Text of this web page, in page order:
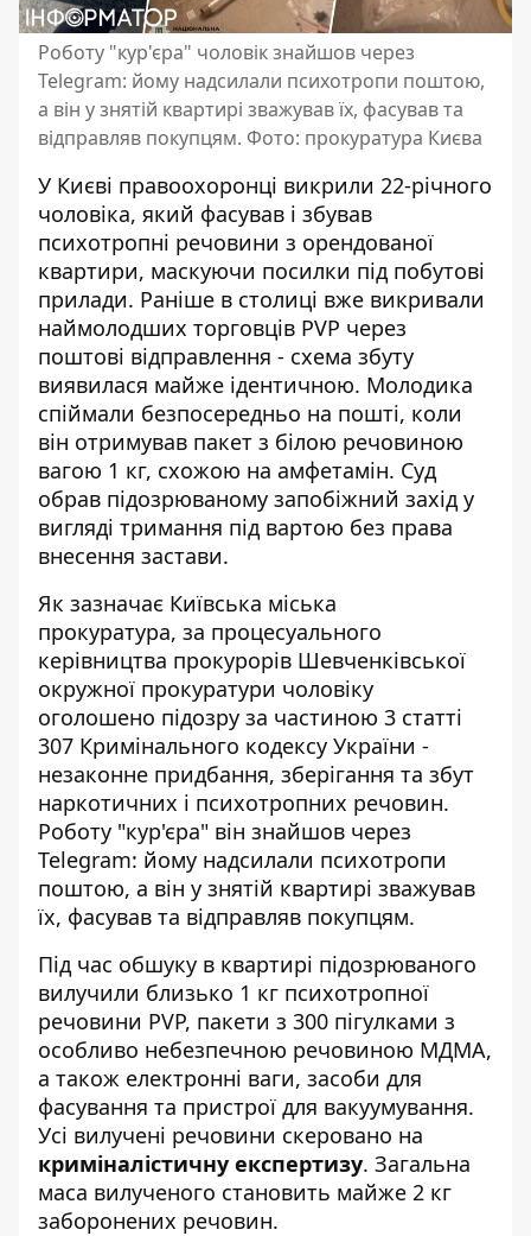
Роботу "кур'єра" чоловік знайшов через
Telegram: йому надсилали психотропи поштою,
а він у знятій квартирі зважував їх, фасував та
відправляв покупцям. Фото: прокуратура Києва
У Києві правоохоронці викрили 22-річного
чоловіка, який фасував і збував
психотропні речовини з орендованої
квартири, маскуючи посилки під побутові
прилади. Раніше в столиці вже викривали
наймолодших торговців PVP через
поштові відправлення - схема збуту
виявилася майже ідентичною. Молодика
спіймали безпосередньо на пошті, коли
він отримував пакет з білою речовиною
вагою 1 кг, схожою на амфетамін. Суд
обрав підозрюваному запобіжний захід у
вигляді тримання під вартою без права
внесення застави.
Як зазначає Київська міська
прокуратура, за процесуального
керівництва прокурорів Шевченківської
окружної прокуратури чоловіку
оголошено підозру за частиною 3 статті
307 Кримінального кодексу України -
незаконне придбання, зберігання та збут
наркотичних і психотропних речовин.
Роботу "кур'єра" він знайшов через
Telegram: йому надсилали психотропи
поштою, а він у знятій квартирі зважував
їх, фасував та відправляв покупцям.
Під час обшуку в квартирі підозрюваного
вилучили близько 1 кг психотропної
речовини PVP, пакети з 300 пігулками з
особливо небезпечною речовиною МДМА,
а також електронні ваги, засоби для
фасування та пристрої для вакуумування.
Усі вилучені речовини скеровано на
криміналістичну експертизу. Загальна
маса вилученого становить майже 2 кг
заборонених речовин.